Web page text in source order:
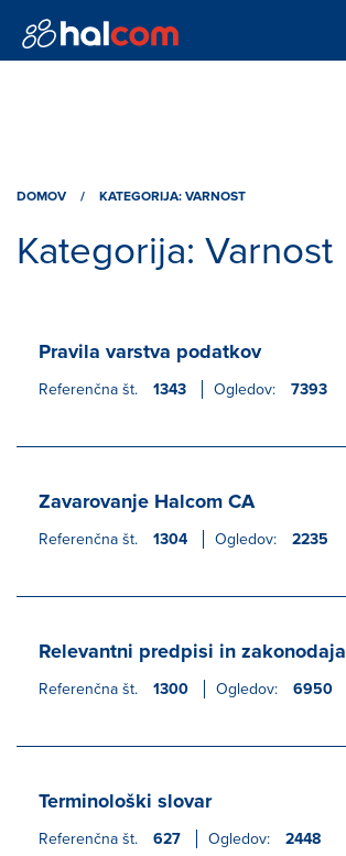
E-računi
Kdo smo
Kontakt
DOMOV / KATEGORIJA: VARNOST
Kategorija: Varnost
Pravila varstva podatkov
Referenčna št. 1343 Ogledov: 7393
Zavarovanje Halcom CA
Referenčna št. 1304 Ogledov: 2235
Relevantni predpisi in zakonodaja
Referenčna št. 1300 Ogledov: 6950
Terminološki slovar
Referenčna št. 627 Ogledov: 2448